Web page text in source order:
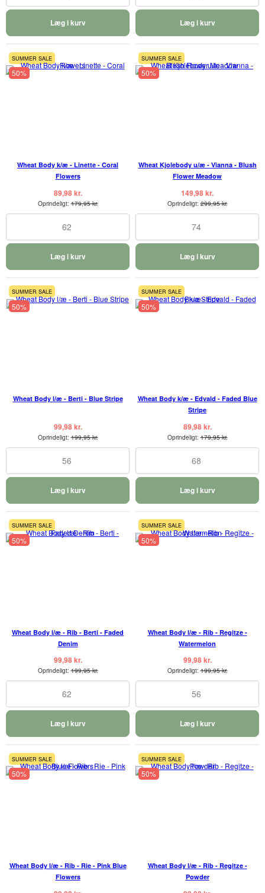
Læg i kurv Læg i kurv
SUMMER SALE
50%
Wheat Body k/æ - Linette - Coral
Flowers
89,98 kr.
Oprindeligt:179,95 kr.
62
Læg i kurv
SUMMER SALE
50%
Wheat Kjolebody u/æ - Vianna - Blush
Flower Meadow
149,98 kr.
Oprindeligt:299,95 kr.
74
Læg i kurv
SUMMER SALE
50%
Wheat Body l/æ - Berti - Blue Stripe
99,98 kr.
Oprindeligt:199,95 kr.
56
Læg i kurv
SUMMER SALE
50%
Wheat Body k/æ - Edvald - Faded Blue
Stripe
89,98 kr.
Oprindeligt:179,95 kr.
68
Læg i kurv
SUMMER SALE
50%
Wheat Body l/æ - Rib - Berti - Faded
Denim
99,98 kr.
Oprindeligt:199,95 kr.
62
Læg i kurv
SUMMER SALE
50%
Wheat Body l/æ - Rib - Regitze -
Watermelon
99,98 kr.
Oprindeligt:199,95 kr.
56
Læg i kurv
SUMMER SALE
50%
Wheat Body l/æ - Rib - Rie - Pink Blue
Flowers
SUMMER SALE
50%
Wheat Body l/æ - Rib - Regitze -
Powder